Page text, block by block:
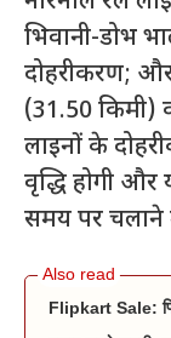
भिवानी-डोभ
दोहरीकरण;
(31.50 किमी)
लाइनों के
वृद्धि होगी और
समय पर चलाने
Flipkart Sale: